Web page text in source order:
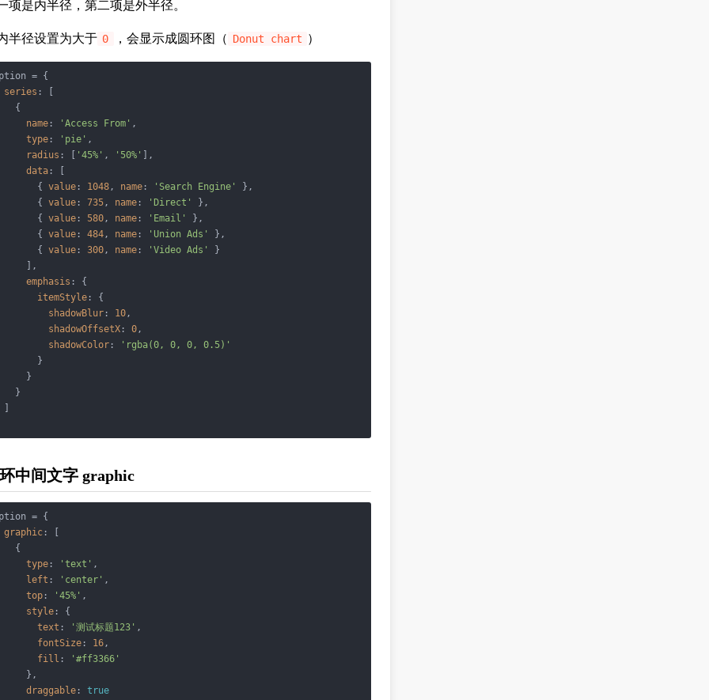
项是内半径，第二项是外半径。
半径设置为大于 0 ，会显示成圆环图（ Donut chart ）
= {
series : [
{
name : 'Access From' ,
type : 'pie' ,
radius : [ '45%' , '50%'
],
data : [
{
value : 1048, name : 'Search Engine'
},
{
value : 735, name : 'Direct'
},
{
value : 580, name : 'Email'
},
{
value : 484, name : 'Union Ads'
},
{
value : 300, name : 'Video Ads'
}
],
emphasis : {
itemStyle : {
shadowBlur : 10,
shadowOffsetX : 0,
shadowColor :
'rgba(0, 0, 0, 0.5)'
}
}
}
中间文字 graphic
= {
graphic : [
{
type : 'text' ,
left : 'center' ,
top : '45%' ,
style : {
text : '测试标题123' ,
fontSize : 16,
fill :
'#ff3366'
},
draggable : true